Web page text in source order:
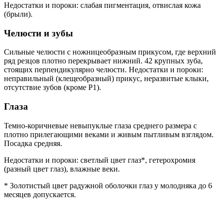
Недостатки и пороки: слабая пигментация, отвислая кожа
(брыли).
Челюсти и зубы
Сильные челюсти с ножницеобразным прикусом, где верхний
ряд резцов плотно перекрывает нижний. 42 крупных зуба,
стоящих перпендикулярно челюсти. Недостатки и пороки:
неправильный (клещеобразный) прикус, неразвитые клыки,
отсутствие зубов (кроме P1).
Глаза
Темно-коричневые невыпуклые глаза среднего размера с
плотно прилегающими веками и живым пытливым взглядом.
Посадка средняя.
Недостатки и пороки: светлый цвет глаз*, гетерохромия
(разный цвет глаз), влажные веки.
* Золотистый цвет радужной оболочки глаз у молодняка до 6
месяцев допускается.